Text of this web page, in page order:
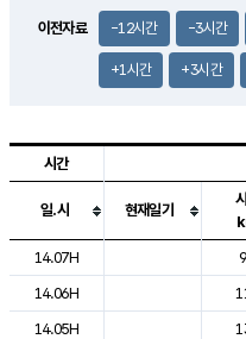
이전자료 -12시간 -3시간
+1시간 +3시간
도시별 기상실황표로 지점, 날
시간
일.시 현재일기
14.07H
14.06H
14.05H